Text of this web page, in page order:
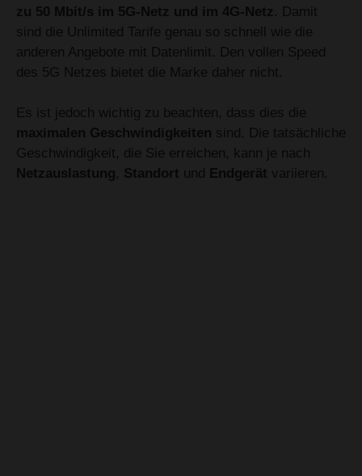
zu 50 Mbit/s im 5G-Netz und im 4G-Netz . Damit
sind die Unlimited Tarife genau so schnell wie die
anderen Angebote mit Datenlimit. Den vollen Speed
des 5G Netzes bietet die Marke daher nicht.
Es ist jedoch wichtig zu beachten, dass dies die
maximalen Geschwindigkeiten sind. Die tatsächliche
Geschwindigkeit, die Sie erreichen, kann je nach
Netzauslastung, Standort und Endgerät variieren.